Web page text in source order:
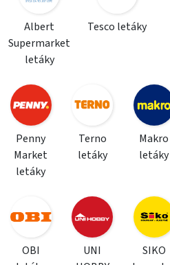
Albert
Supermarket
letáky
Tesco letáky
Penny
Market
letáky
Terno
letáky
Makro
letáky
OBI
UNI
SIKO